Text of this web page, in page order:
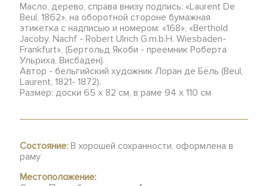
Масло, дерево, справа внизу подпись: «Laurent De
Beul, 1862», на оборотной стороне бумажная
этикетка с надписью и номером: «168», «Berthold
Jacoby. Nachf - Robert Ulrich G.m.b.H. Wiesbaden-
Frankfurt», (Бертольд Якоби - преемник Роберта
Ульриха, Висбаден).
Автор - бельгийский художник Лоран де Бёль (Beul,
Laurent, 1821- 1872).
Размер: доски 65 х 82 см, в раме 94 х 110 см
Состояние: В хорошей сохранности, оформлена в
раму
Местоположение: